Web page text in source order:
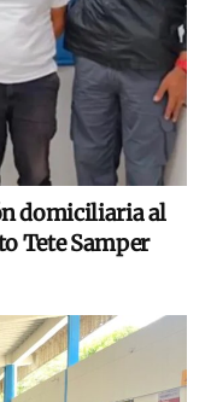
domiciliaria al
Tete Samper